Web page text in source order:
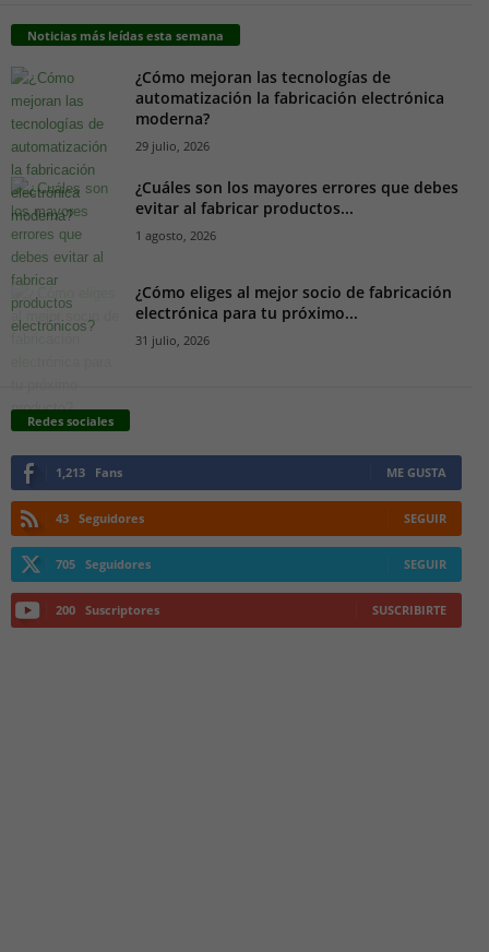
Noticias más leídas esta semana
¿Cómo mejoran las tecnologías de
automatización la fabricación electrónica
moderna?
29 julio, 2026
¿Cuáles son los mayores errores que debes
evitar al fabricar productos...
1 agosto, 2026
¿Cómo eliges al mejor socio de fabricación
electrónica para tu próximo...
31 julio, 2026
Redes sociales
1,213 Fans ME GUSTA
43 Seguidores SEGUIR
705 Seguidores SEGUIR
200 Suscriptores SUSCRIBIRTE